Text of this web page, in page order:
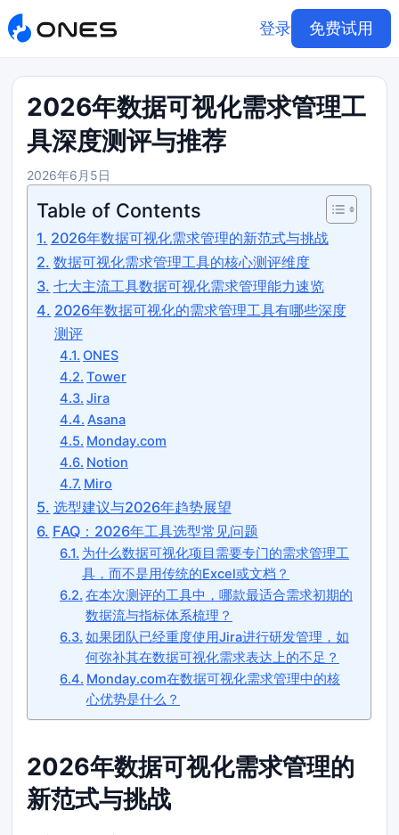
登录 免费试用
2026年数据可视化需求管理工
具深度测评与推荐
2026年6月5日
Table of Contents
2026年数据可视化需求管理的新范式与挑战
数据可视化需求管理工具的核心测评维度
七大主流工具数据可视化需求管理能力速览
2026年数据可视化的需求管理工具有哪些深度
测评
ONES
Tower
Jira
Asana
Monday.com
Notion
Miro
选型建议与2026年趋势展望
FAQ：2026年工具选型常见问题
为什么数据可视化项目需要专门的需求管理工
具，而不是用传统的Excel或文档？
在本次测评的工具中，哪款最适合需求初期的
数据流与指标体系梳理？
如果团队已经重度使用Jira进行研发管理，如
何弥补其在数据可视化需求表达上的不足？
Monday.com在数据可视化需求管理中的核
心优势是什么？
2026年数据可视化需求管理的
新范式与挑战